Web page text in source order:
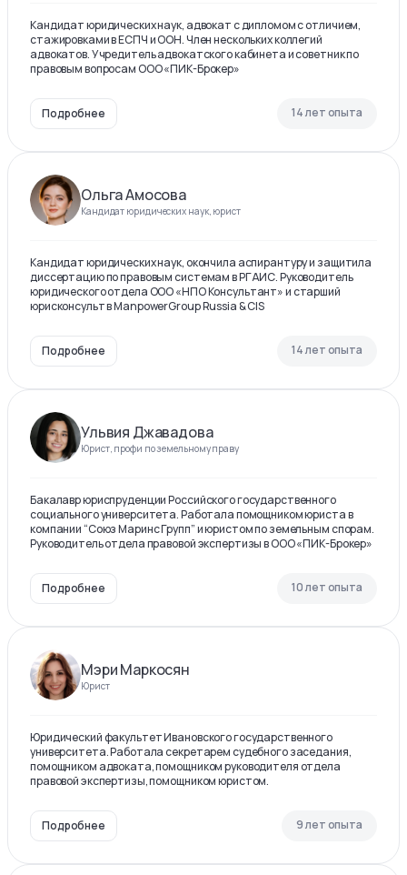
Кандидат юридических наук, адвокат с дипломом с отличием,
стажировками в ЕСПЧ и ООН. Член нескольких коллегий
адвокатов. Учредитель адвокатского кабинета и советник по
правовым вопросам ООО «ПИК-Брокер»
Подробнее 14 лет опыта
Ольга Амосова
Кандидат юридических наук, юрист
Кандидат юридических наук, окончила аспирантуру и защитила
диссертацию по правовым системам в РГАИС. Руководитель
юридического отдела ООО «НПО Консультант» и старший
юрисконсульт в ManpowerGroup Russia & CIS
Подробнее 14 лет опыта
Ульвия Джавадова
Юрист, профи по земельному праву
Бакалавр юриспруденции Российского государственного
социального университета. Работала помощником юриста в
компании “Союз Маринс Групп” и юристом по земельным спорам.
Руководитель отдела правовой экспертизы в ООО «ПИК-Брокер»
Подробнее 10 лет опыта
Мэри Маркосян
Юрист
Юридический факультет Ивановского государственного
университета. Работала секретарем судебного заседания,
помощником адвоката, помощником руководителя отдела
правовой экспертизы, помощником юристом.
Подробнее 9 лет опыта